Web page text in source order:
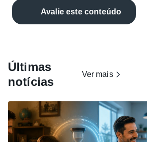
Avalie este conteúdo
Últimas
notícias
Ver mais